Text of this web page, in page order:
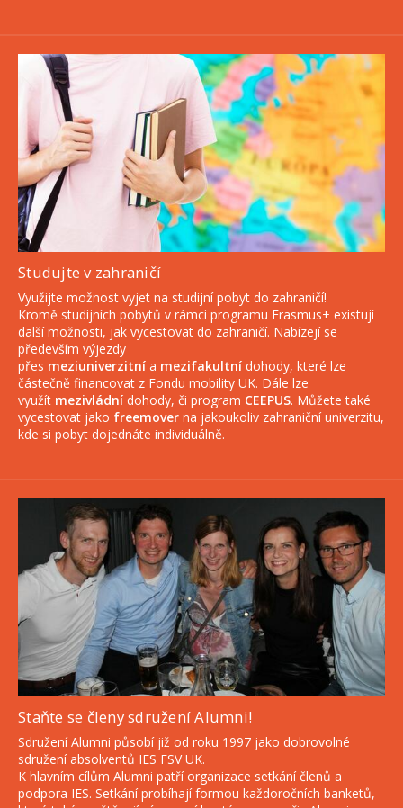
Studujte v zahraničí
Využijte možnost vyjet na studijní pobyt do zahraničí!
Kromě studijních pobytů v rámci programu Erasmus+ existují
další možnosti, jak vycestovat do zahraničí. Nabízejí se
především výjezdy
přes meziuniverzitní a mezifakultní dohody, které lze
částečně financovat z Fondu mobility UK. Dále lze
využít mezivládní dohody, či program CEEPUS. Můžete také
vycestovat jako freemover na jakoukoliv zahraniční univerzitu,
kde si pobyt dojednáte individuálně.
Staňte se členy sdružení Alumni!
Sdružení Alumni působí již od roku 1997 jako dobrovolné
sdružení absolventů IES FSV UK.
K hlavním cílům Alumni patří organizace setkání členů a
podpora IES. Setkání probíhají formou každoročních banketů,